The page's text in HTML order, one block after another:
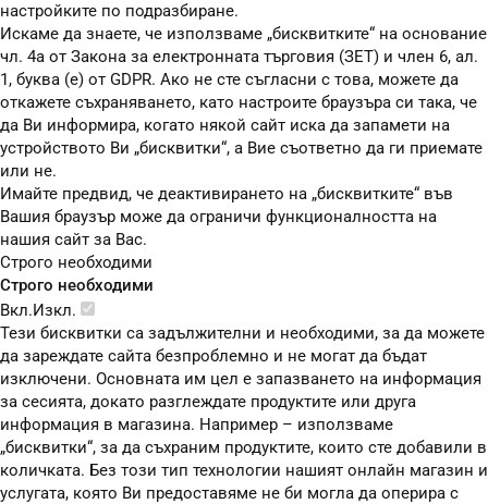
настройките по подразбиране.
Искаме да знаете, че използваме „бисквитките“ на основание
чл. 4а от Закона за електронната търговия (ЗЕТ) и член 6, ал.
1, буква (е) от GDPR. Ако не сте съгласни с това, можете да
откажете съхраняването, като настроите браузъра си така, че
да Ви информира, когато някой сайт иска да запамети на
устройството Ви „бисквитки“, а Вие съответно да ги приемате
или не.
Имайте предвид, че деактивирането на „бисквитките“ във
Вашия браузър може да ограничи функционалността на
нашия сайт за Вас.
Строго необходими
Строго необходими
Вкл.Изкл.
Тези бисквитки са задължителни и необходими, за да можете
да зареждате сайта безпроблемно и не могат да бъдат
изключени. Основната им цел е запазването на информация
за сесията, докато разглеждате продуктите или друга
информация в магазина. Например – използваме
„бисквитки“, за да съхраним продуктите, които сте добавили в
количката. Без този тип технологии нашият онлайн магазин и
услугата, която Ви предоставяме не би могла да оперира с